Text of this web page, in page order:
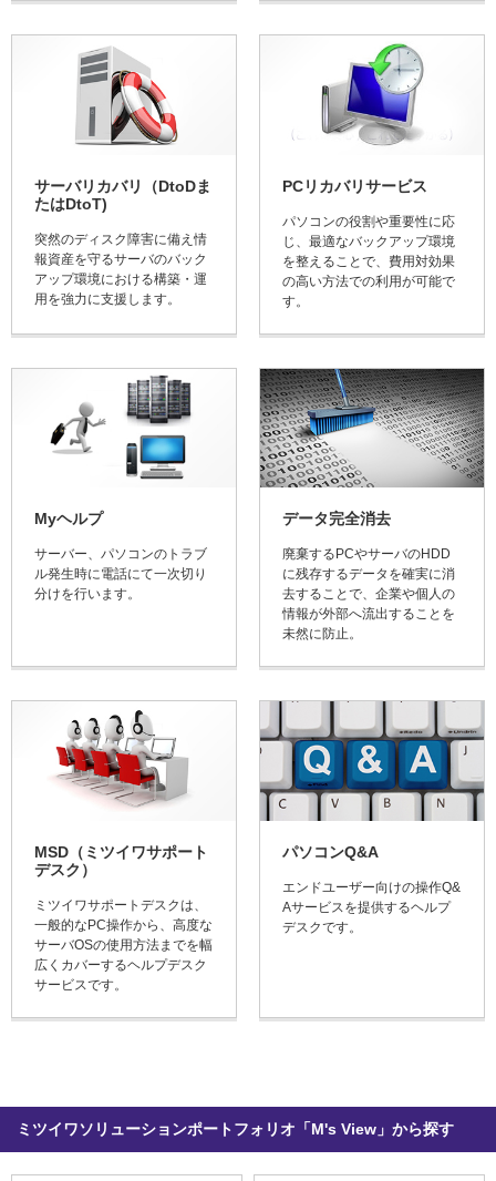
サーバリカバリ（DtoDま
たはDtoT)
突然のディスク障害に備え情
報資産を守るサーバのバック
アップ環境における構築・運
用を強力に支援します。
PCリカバリサービス
パソコンの役割や重要性に応
じ、最適なバックアップ環境
を整えることで、費用対効果
の高い方法での利用が可能で
す。
Myヘルプ
サーバー、パソコンのトラブ
ル発生時に電話にて一次切り
分けを行います。
データ完全消去
廃棄するPCやサーバのHDD
に残存するデータを確実に消
去することで、企業や個人の
情報が外部へ流出することを
未然に防止。
MSD（ミツイワサポート
デスク）
ミツイワサポートデスクは、
一般的なPC操作から、高度な
サーバOSの使用方法までを幅
広くカバーするヘルプデスク
サービスです。
パソコンQ&A
エンドユーザー向けの操作Q&
Aサービスを提供するヘルプ
デスクです。
ミツイワソリューションポートフォリオ「M's View」から探す